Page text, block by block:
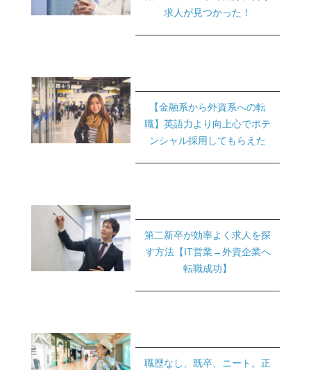
求人が見つかった！
【金融系から外資系への転
職】英語力より向上心でポテ
ンシャル採用してもらえた
第二新卒が効率よく求人を探
す方法【IT営業→外資企業へ
転職成功】
職歴なし、既卒、ニート。正